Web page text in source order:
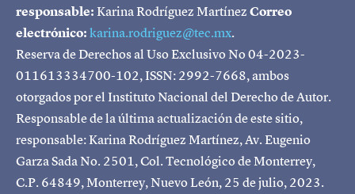
responsable:Karina Rodríguez MartínezCorreo
electrónico:karina.rodriguez@tec.mx.
Reserva de Derechos al Uso Exclusivo No 04-2023-
011613334700-102, ISSN: 2992-7668, ambos
otorgados por el Instituto Nacional del Derecho de Autor.
Responsable de la última actualización de este sitio,
responsable: Karina Rodríguez Martínez, Av. Eugenio
Garza Sada No. 2501, Col. Tecnológico de Monterrey,
C.P. 64849, Monterrey, Nuevo León, 25 de julio, 2023.